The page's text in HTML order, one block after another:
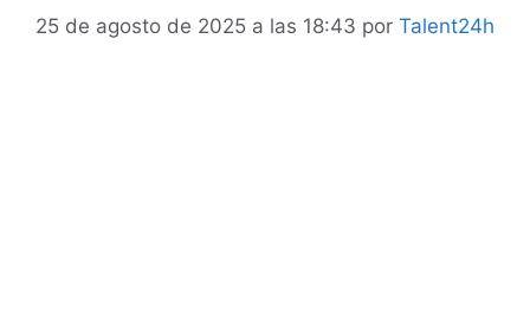
25 de agosto de 2025 a las 18:43 por Talent24h